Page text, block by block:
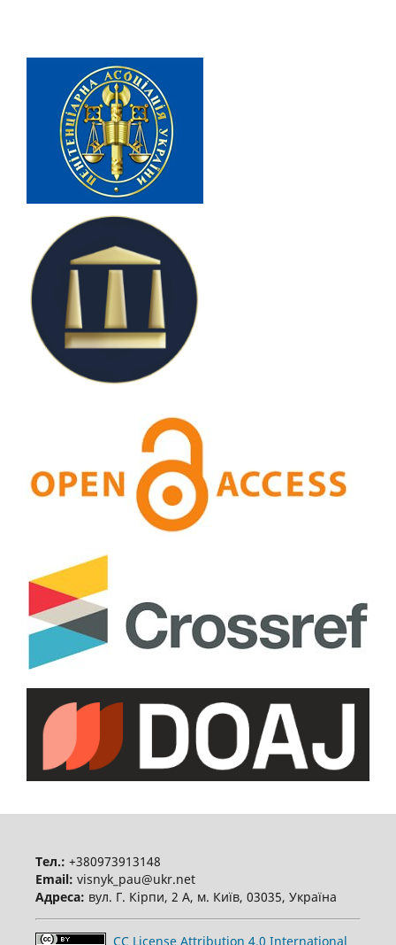
Тел.: +380973913148
Email: visnyk_pau@ukr.net
Адреса: вул. Г. Кірпи, 2 А, м. Київ, 03035, Україна
CC License Attribution 4.0 International